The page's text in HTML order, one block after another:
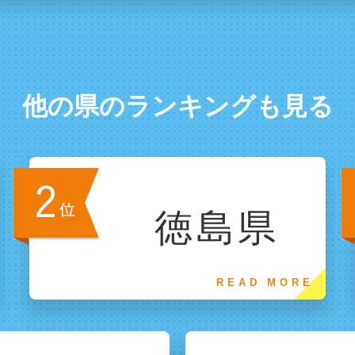
他の県のランキングも見る
徳島県